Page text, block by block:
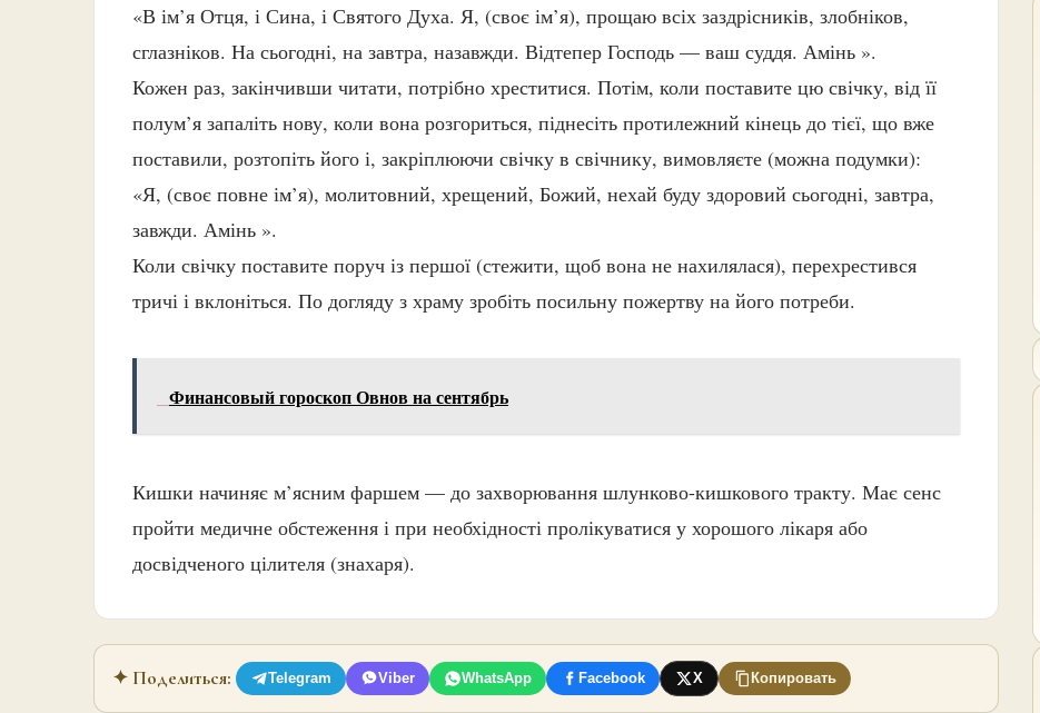
«В ім’я Отця, і Сина, і Святого Духа. Я, (своє ім’я), прощаю всіх заздрісників, злобніков,
сглазніков. На сьогодні, на завтра, назавжди. Відтепер Господь — ваш суддя. Амінь ».
Кожен раз, закінчивши читати, потрібно хреститися. Потім, коли поставите цю свічку, від її
полум’я запаліть нову, коли вона розгориться, піднесіть протилежний кінець до тієї, що вже
поставили, розтопіть його і, закріплюючи свічку в свічнику, вимовляєте (можна подумки):
«Я, (своє повне ім’я), молитовний, хрещений, Божий, нехай буду здоровий сьогодні, завтра,
завжди. Амінь ».
Коли свічку поставите поруч із першої (стежити, щоб вона не нахилялася), перехрестився
тричі і вклоніться. По догляду з храму зробіть посильну пожертву на його потреби.
Финансовый гороскоп Овнов на сентябрь
Кишки начиняє м’ясним фаршем — до захворювання шлунково-кишкового тракту. Має сенс
пройти медичне обстеження і при необхідності пролікуватися у хорошого лікаря або
досвідченого цілителя (знахаря).
✦ Поделиться: Telegram Viber WhatsApp Facebook X Копировать